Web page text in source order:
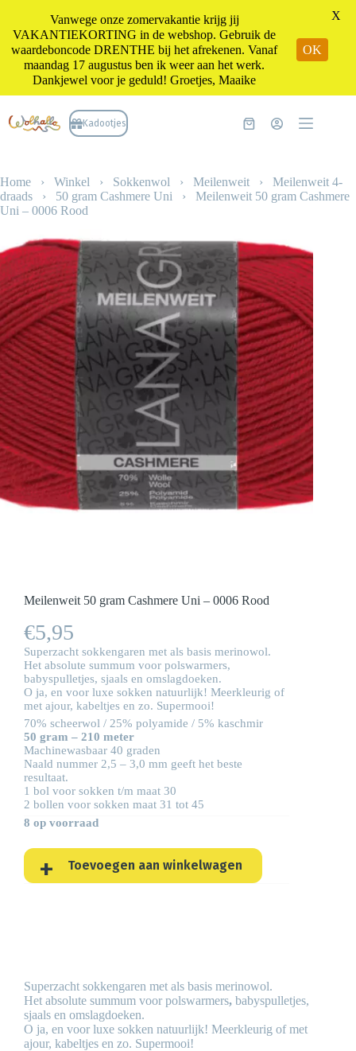
naar
de
Kadootjes Winkelwagen
Home › Winkel › Sokkenwol › Meilenweit › Meilenweit 4-
draads › 50 gram Cashmere Uni › Meilenweit 50 gram Cashmere
Uni – 0006 Rood
Meilenweit 50 gram Cashmere Uni – 0006 Rood
€5,95
Superzacht sokkengaren met als basis merinowol.
Het absolute summum voor polswarmers,
babyspulletjes, sjaals en omslagdoeken.
O ja, en voor luxe sokken natuurlijk! Meerkleurig of
met ajour, kabeltjes en zo. Supermooi!
70% scheerwol / 25% polyamide / 5% kaschmir
50 gram – 210 meter
Machinewasbaar 40 graden
Naald nummer 2,5 – 3,0 mm geeft het beste
resultaat.
1 bol voor sokken t/m maat 30
2 bollen voor sokken maat 31 tot 45
8 op voorraad
Toevoegen aan winkelwagen
Superzacht sokkengaren met als basis merinowol.
Het absolute summum voor polswarmers, babyspulletjes,
sjaals en omslagdoeken.
O ja, en voor luxe sokken natuurlijk! Meerkleurig of met
ajour, kabeltjes en zo. Supermooi!
Vanwege onze zomervakantie krijg jij
VAKANTIEKORTING in de webshop. Gebruik de
waardeboncode DRENTHE bij het afrekenen. Vanaf
maandag 17 augustus ben ik weer aan het werk.
Dankjewel voor je geduld! Groetjes, Maaike
OK
X